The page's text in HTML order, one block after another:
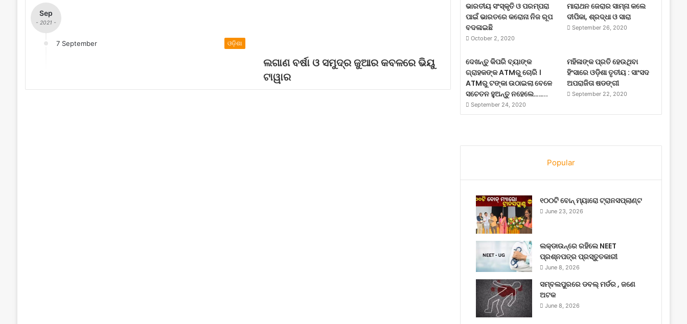
Sep
- 2021 -
7 September ଓଡ଼ିଶା
ଲଗାଣ ବର୍ଷା ଓ ସମୁଦ୍ର ଜୁଆର କବଳରେ ଭିୟୁ
ଟାୱାର
ଭାରତୀୟ ସଂସ୍କୃତି ଓ ପରମ୍ପରା
ପାଇଁ ଭାରତରେ କରୋନା ନିଜ ରୂପ
ବଦଳାଇଛି
October 2, 2020
ମାରାଥନ ଜେରାର ସାମ୍ନା କଲେ
ଦୀପିକା, ଶ୍ରଦ୍ଧା ଓ ସାରା
September 26, 2020
ଦେଖନ୍ତୁ କିପରି ବ୍ୟାଙ୍କ
ଗ୍ରାହକଙ୍କ ATMରୁ ଚୋରି ।
ATMରୁ ଟଙ୍କା ଉଠାଇଲା ବେଳେ
ସଚେତନ ହୁଅନ୍ତୁ ନହେଲେ……..
September 24, 2020
ମହିଳାଙ୍କ ପ୍ରତି ହେଉଥିବା
ହିଂସାରେ ଓଡ଼ିଶା ତୃତୀୟ : ସାଂସଦ
ଅପରାଜିତା ଷଡଙ୍ଗୀ
September 22, 2020
Popular
୧୦୦ଟି ବୋନ୍ ମ୍ୟାରୋ ଟ୍ରାନସପ୍ଲାଣ୍ଟ
June 23, 2026
ଲକ୍‌ଡାଉନ୍‌ରେ ରହିଲେ NEET
ପ୍ରଶ୍ନପତ୍ର ପ୍ରସ୍ତୁତକାରୀ
June 8, 2026
ସମ୍ବଲପୁରରେ ଡବଲ୍ ମର୍ଡର , ଜଣେ
ଅଟକ
June 8, 2026